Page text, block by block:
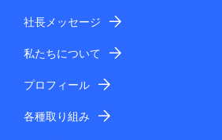
社長メッセージ
私たちについて
プロフィール
各種取り組み